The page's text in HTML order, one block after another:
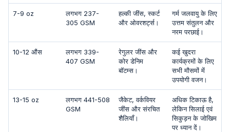
7-9 oz
लगभग 237-
305 GSM
हल्की जींस, स्कर्ट
और ओवरशर्ट्स।
गर्म जलवायु के लिए
उत्तम संतुलन और
नरम परछाई।
10-12 औंस
लगभग 339-
407 GSM
रेगुलर जींस और
कोर डेनिम
बॉटम्स।
कई खुदरा
कार्यक्रमों के लिए
सभी मौसमों में
उपयोगी वजन।
13-15 oz
लगभग 441-508
GSM
जैकेट, वर्कवियर
जींस और संरचित
शैलियाँ।
अधिक टिकाऊ है,
लेकिन सिलाई एवं
सिकुड़न के जोखिम
पर ध्यान दें।